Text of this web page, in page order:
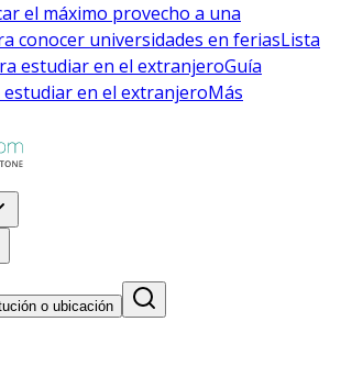
el máximo provecho a una
conocer universidades en feriasLista
estudiar en el extranjeroGuía
en el extranjeroMás
o ubicación